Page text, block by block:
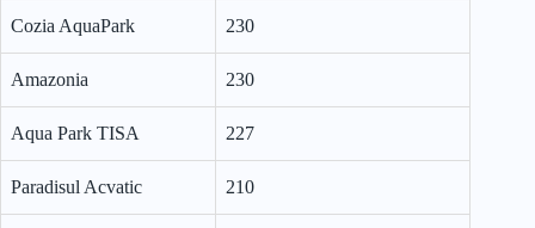
Cozia AquaPark 230
Amazonia 230
Aqua Park TISA 227
Paradisul Acvatic 210